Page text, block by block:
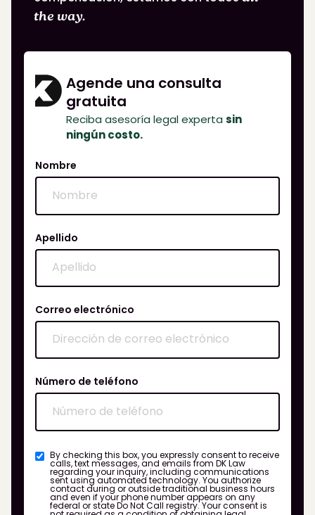
the way.
Agende una consulta
gratuita
Reciba asesoría legal experta sin
ningún costo.
Nombre
Apellido
Correo electrónico
Número de teléfono
By checking this box, you expressly consent to receive
calls, text messages, and emails from DK Law
regarding your inquiry, including communications
sent using automated technology. You authorize
contact during or outside traditional business hours
and even if your phone number appears on any
federal or state Do Not Call registry. Your consent is